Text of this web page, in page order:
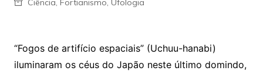
“Fogos de artifício espaciais” (Uchuu-hanabi)
iluminaram os céus do Japão neste último domindo,